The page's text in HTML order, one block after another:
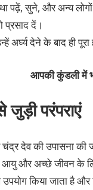
पढ़ें, सुने, और अन्य लोगों
प्रसाद दें।
देने के बाद ही पूरा
आपकी कुंडली में
परंपराएं
देव की उपासना की
आयु और अच्छे जीवन के
किया जाता है